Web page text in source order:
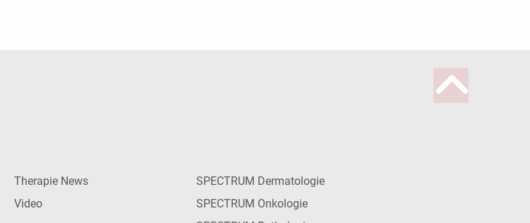
Therapie News
Video
SPECTRUM Dermatologie
SPECTRUM Onkologie